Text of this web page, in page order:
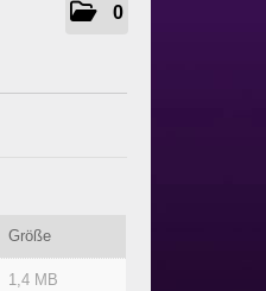
0
Größe
1,4 MB